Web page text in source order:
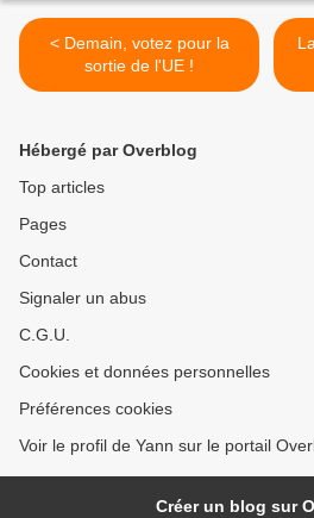
< Demain, votez pour la
sortie de l'UE !
Hébergé par Overblog
Top articles
Pages
Contact
Signaler un abus
C.G.U.
Cookies et données personnelles
Préférences cookies
Voir le profil de Yann sur le portail
Créer un blog sur